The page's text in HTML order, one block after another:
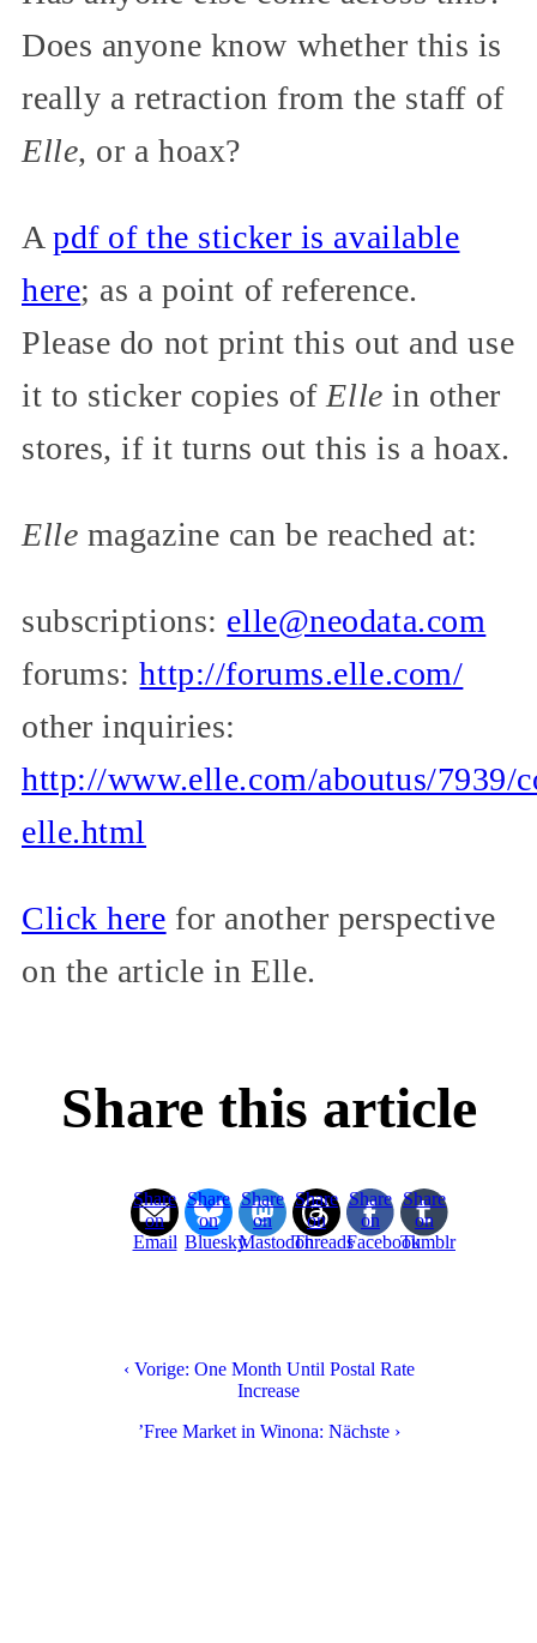
Does anyone know whether this is
really a retraction from the staff of
Elle, or a hoax?
Apdf of the sticker is available
here; as a point of reference.
Please do not print this out and use
it to sticker copies of Elle in other
stores, if it turns out this is a hoax.
Elle magazine can be reached at:
subscriptions: elle@neodata.com
forums:http://forums.elle.com/
other inquiries:
http://www.elle.com/aboutus/7939/
elle.html
Click here for another perspective
on the article in Elle.
Share this article
Share
on
Email
Share
on
Bluesky
Share
on
Mastodon
Share
on
Threads
Share
on
Facebook
Share
on
Tumblr
‹ Vorige: One Month Until Postal Rate
Increase
’Free Market in Winona: Nächste ›